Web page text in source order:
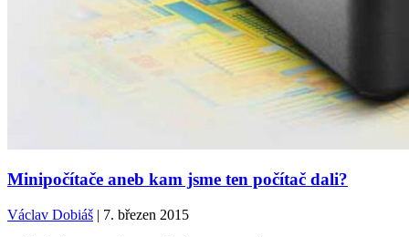
Minipočítače aneb kam jsme ten počítač dali?
Václav Dobiáš | 7. březen 2015